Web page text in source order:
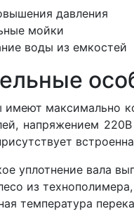
давления
мойки
воды из емкостей
имеют максимально
напряжением
уплотнение вала
из
температура